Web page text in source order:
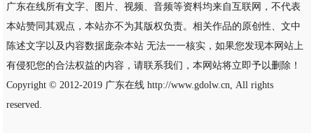
广东在线所有文字、图片、视频、音频等资料均来自互联网，不代表
本站赞同其观点，本站亦不为其版权负责。相关作品的原创性、文中
陈述文字以及内容数据庞杂本站 无法一一核实，如果您发现本网站上
有侵犯您的合法权益的内容，请联系我们，本网站将立即予以删除！
Copyright © 2012-2019 广东在线http://www.gdolw.cn, All rights
reserved.